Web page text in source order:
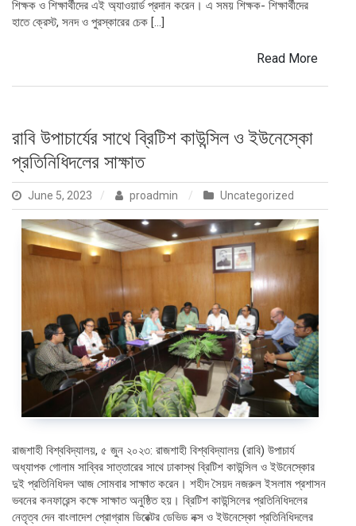
শিক্ষক ও শিক্ষার্থীদের এই অ্যাওয়ার্ড প্রদান করেন। এ সময় শিক্ষক- শিক্ষার্থীদের
হাতে ক্রেস্ট, সনদ ও পুরস্কারের চেক […]
Read More
রাবি উপাচার্যের সাথে ব্রিটিশ কাউন্সিল ও ইউনেস্কো
প্রতিনিধিদলের সাক্ষাত
June 5, 2023 proadmin Uncategorized
রাজশাহী বিশ্ববিদ্যালয়, ৫ জুন ২০২৩: রাজশাহী বিশ্ববিদ্যালয় (রাবি) উপাচার্য
অধ্যাপক গোলাম সাব্বির সাত্তারের সাথে ঢাকাস্থ ব্রিটিশ কাউন্সিল ও ইউনেস্কোর
দুই প্রতিনিধিদল আজ সোমবার সাক্ষাত করেন। শহীদ সৈয়দ নজরুল ইসলাম প্রশাসন
ভবনের কনফারেন্স কক্ষে সাক্ষাত অনুষ্ঠিত হয়। ব্রিটিশ কাউন্সিলের প্রতিনিধিদলের
নেতৃত্ব দেন বাংলাদেশ প্রোগ্রাম ডিরেক্টর ডেভিড নক্স ও ইউনেস্কো প্রতিনিধিদলের